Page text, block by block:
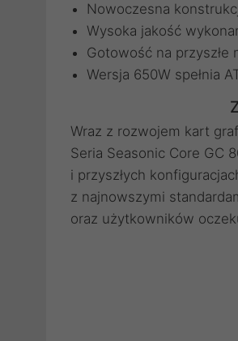
Nowoczesna
Wysoka jakość
Gotowość na przyszłe
Wersja 650W spełnia
Wraz z rozwojem kart
Seria Seasonic Core GC
i przyszłych
z najnowszymi
oraz użytkowników